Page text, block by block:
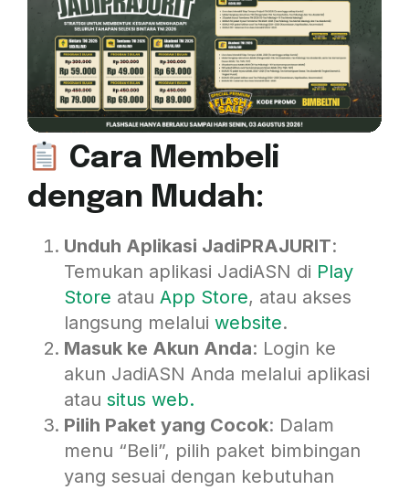
Cara Membeli
dengan Mudah:
Unduh Aplikasi JadiPRAJURIT:
Temukan aplikasi JadiASN di Play
Store atau App Store, atau akses
langsung melalui website.
Masuk ke Akun Anda: Login ke
akun JadiASN Anda melalui aplikasi
atau situs web.
Pilih Paket yang Cocok: Dalam
menu “Beli”, pilih paket bimbingan
yang sesuai dengan kebutuhan